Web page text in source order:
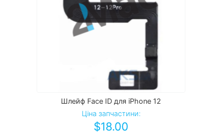
Шлейф Face ID для iPhone 12
Ціна запчастини:
$18.00